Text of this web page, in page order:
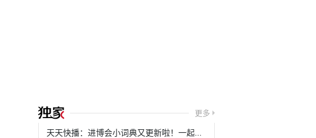
更多
天天快播：进博会小词典又更新啦！一起来学